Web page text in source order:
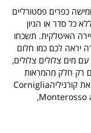
כפרים פסטורליים
כל סדר או הגיון
האיטלקית. תשכחו
יראה לכם כמו חלום
מים צלולים צלולים,
רק חלק מהמראות
קורניליהCorniglia
Monterosso
,